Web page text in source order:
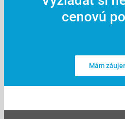
cenovú
Mám